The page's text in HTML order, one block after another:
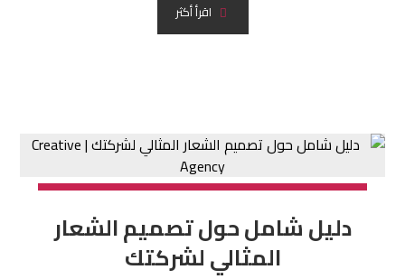
اقرأ أكثر
دليل شامل حول تصميم الشعار
المثالي لشركتك